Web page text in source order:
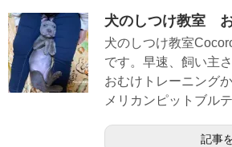
犬のしつけ教室
犬のしつけ教室
です。早速、飼い主
おむけトレーニング
メリカンピットブル
記事